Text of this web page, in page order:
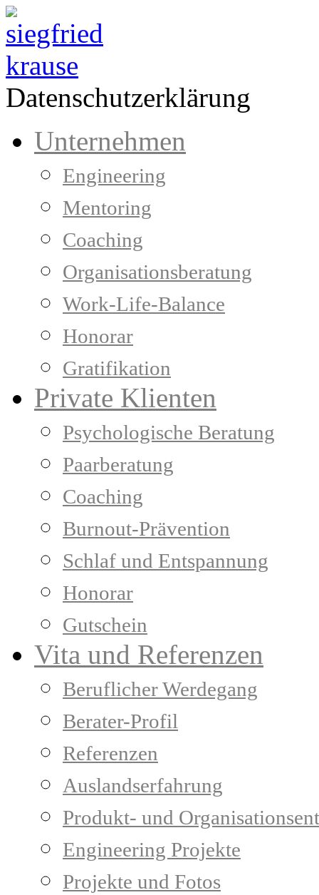
Datenschutzerklärung
Unternehmen
Engineering
Mentoring
Coaching
Organisationsberatung
Work-Life-Balance
Honorar
Gratifikation
Private Klienten
Psychologische Beratung
Paarberatung
Coaching
Burnout-Prävention
Schlaf und Entspannung
Honorar
Gutschein
Vita und Referenzen
Beruflicher Werdegang
Berater-Profil
Referenzen
Auslandserfahrung
Produkt- und
Engineering Projekte
Projekte und Fotos